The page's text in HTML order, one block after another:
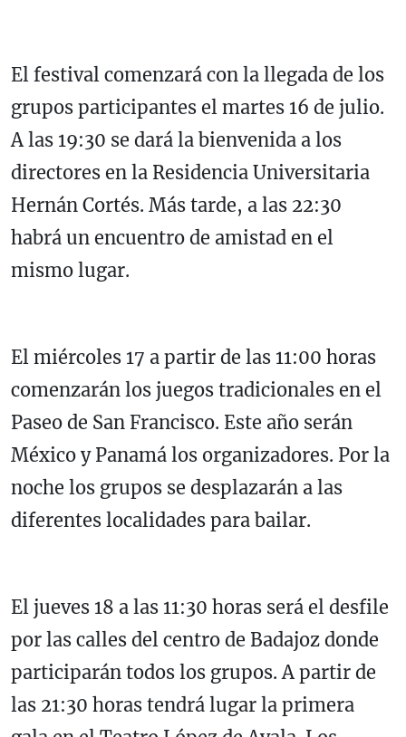
El festival comenzará con la llegada de los
grupos participantes el martes 16 de julio.
A las 19:30 se dará la bienvenida a los
directores en la Residencia Universitaria
Hernán Cortés. Más tarde, a las 22:30
habrá un encuentro de amistad en el
mismo lugar.
El miércoles 17 a partir de las 11:00 horas
comenzarán los juegos tradicionales en el
Paseo de San Francisco. Este año serán
México y Panamá los organizadores. Por la
noche los grupos se desplazarán a las
diferentes localidades para bailar.
El jueves 18 a las 11:30 horas será el desfile
por las calles del centro de Badajoz donde
participarán todos los grupos. A partir de
las 21:30 horas tendrá lugar la primera